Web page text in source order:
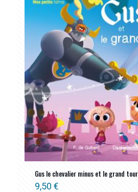
Gus le chevalier minus et le grand
9,50 €